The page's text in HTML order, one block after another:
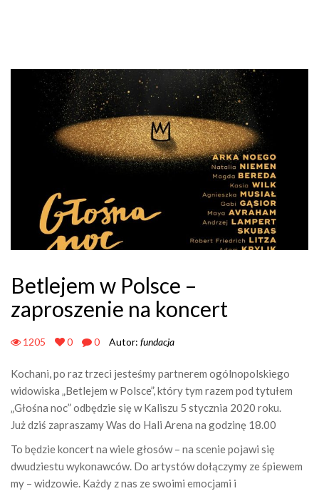
Betlejem w Polsce –
zaproszenie na koncert
1205 0 0 Autor: fundacja
Kochani, po raz trzeci jesteśmy partnerem ogólnopolskiego
widowiska „Betlejem w Polsce”, który tym razem pod tytułem
„Głośna noc” odbędzie się w Kaliszu 5 stycznia 2020 roku.
Już dziś zapraszamy Was do Hali Arena na godzinę 18.00
To będzie koncert na wiele głosów – na scenie pojawi się
dwudziestu wykonawców. Do artystów dołączymy ze śpiewem
my – widzowie. Każdy z nas ze swoimi emocjami i